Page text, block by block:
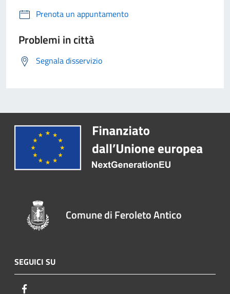
Prenota un appuntamento
Problemi in città
Segnala disservizio
Comune di Feroleto Antico
SEGUICI SU